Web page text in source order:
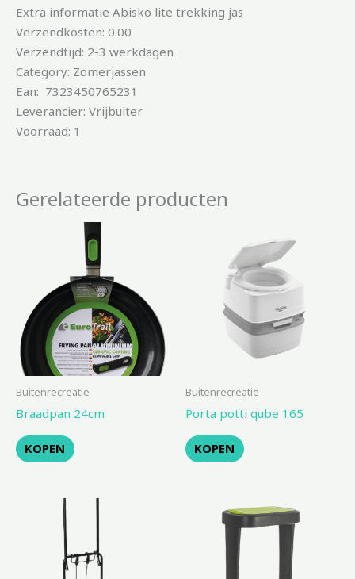
Extra informatie Abisko lite trekking jas
Verzendkosten: 0.00
Verzendtijd: 2-3 werkdagen
Category: Zomerjassen
Ean: 7323450765231
Leverancier: Vrijbuiter
Voorraad: 1
Gerelateerde producten
Buitenrecreatie
Braadpan 24cm
KOPEN
Buitenrecreatie
Porta potti qube 165
KOPEN